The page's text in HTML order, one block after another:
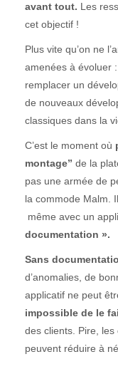
avant tout. Les
cet objectif !
Plus vite qu’on ne
amenées à évoluer
remplacer un
de nouveaux
classiques dans la
C’est le moment où
montage” de la
pas une armée de
la commode Malm.
même avec un
documentation ».
Sans
d’anomalies, de
applicatif ne peut
impossible de le
des clients. Pire,
peuvent réduire à